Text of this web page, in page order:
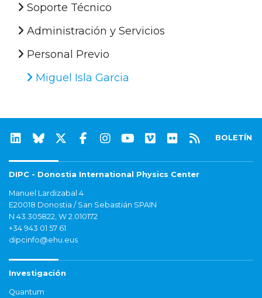
Soporte Técnico
Administración y Servicios
Personal Previo
Miguel Isla Garcia
BOLETÍN
DIPC - Donostia International Physics Center
Manuel Lardizabal 4
E20018 Donostia / San Sebastián SPAIN
N 43.305822, W 2.010172
+34 943 01 57 61
dipcinfo@ehu.eus
Investigación
Quantum